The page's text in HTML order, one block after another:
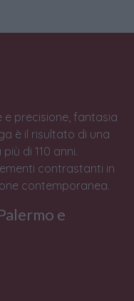
e precisione, fantasia
è il risultato di una
di 110 anni.
contrastanti in
contemporanea.
e